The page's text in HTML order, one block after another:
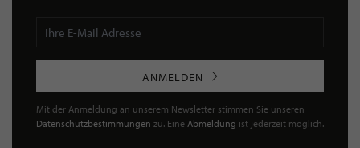
ANMELDEN
Mit der Anmeldung an unserem Newsletter stimmen Sie unseren
Datenschutzbestimmungen zu. Eine Abmeldung ist jederzeit möglich.